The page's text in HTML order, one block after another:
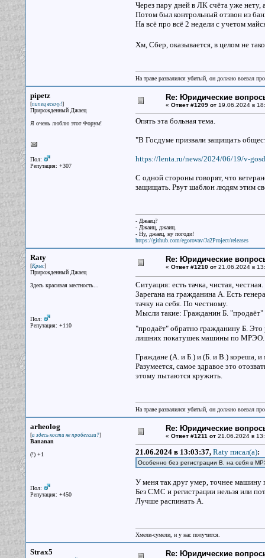
Через пару дней в ЛК счёта уже нету,
Потом был контрольный отзвон из
На всё про всё 2 недели с учетом
Хм, Сбер, оказывается, в целом не
На траве развалился убитый, он должно воевал
pipetz
[пипец всему!]
Прирожденный Джаец
Я очень люблю этот Форум!
Пол:
Репутация: +307
Re: Юридические
« Ответ #1209 от19.06.2024 в
Опять эта больная тема.
"В Госдуме призвали защищать
https://lenta.ru/news/2024/06/19/v-
С одной стороны говорят, что
защищать. Рвут шаблон людям этим
- Джаец?
- Джаиц, джаиц.
- Ну, джаец, ну погоди!
https://github.com/egorovav/Ja2Project/releases
Raty
[Крыс]
Прирожденный Джаец
Здесь красивая местность...
Пол:
Репутация: +110
Re: Юридические
« Ответ #1210 от21.06.2024 в
Ситуация: есть тачка, чистая, честная.
Зарегана на гражданина А. Есть
тачку на себя. По честному.
Мысли такие: Гражданин Б. "продаёт"
"продаёт" обратно гражданину Б. Это
лишних покатушек машины по МРЭО.
Граждане (А. и Б.) и (Б. и В.) кореша, и
Разумеется, самое здравое это
этому пытаются кружить.
На траве развалился убитый, он должно воевал
arheolog
[а здесь кости не пробегали?]
Bananan
(!) +1
Пол:
Репутация: +450
Re: Юридические
« Ответ #1211 от21.06.2024 в
21.06.2024 в 13:03:37, Raty писал(a):
Особенно без регистрации В. на себя в
У меня так друг умер, точнее машину
Без СМС и регистрации нельзя или
Лучше распинать А.
Хмели-сумели, и у нас получится.
Strax5 Re: Юридические